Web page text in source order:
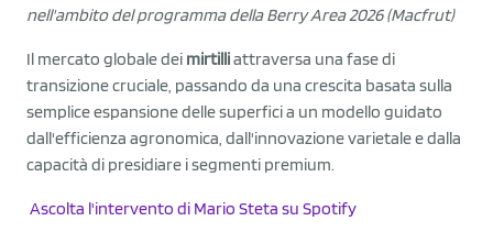
nell'ambito del programma della Berry Area 2026 (Macfrut)
Il mercato globale dei mirtilliattraversa una fase di
transizione cruciale, passando da una crescita basata sulla
semplice espansione delle superfici a un modello guidato
dall'efficienza agronomica, dall'innovazione varietale e dalla
capacità di presidiare i segmenti premium.
Ascolta l'intervento di Mario Steta su Spotify